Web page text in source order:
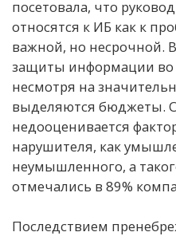
посетовала, что
относятся к ИБ как к
важной, но несрочной. В
защиты информации во
несмотря на
выделяются бюджеты.
недооценивается
нарушителя, как
неумышленного, а
отмечались в 89%
Последствием